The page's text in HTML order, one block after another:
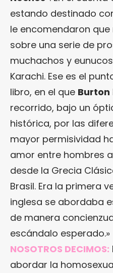
estando destinado
le encomendaron
sobre una serie de
muchachos y
Karachi. Ese es el
libro, en el que Burton
recorrido, bajo un
histórica, por las
mayor permisividad
amor entre hombres
desde la Grecia
Brasil. Era la primera
inglesa se abordaba
de manera
escándalo esperado.»
NOSOTROS DECIMOS:
abordar la